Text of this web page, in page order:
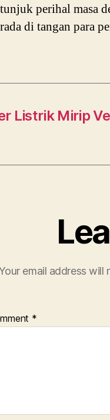
perihal masa
di tangan para
Listrik Mirip
email address will
*